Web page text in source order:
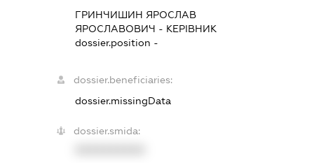
ГРИНЧИШИН ЯРОСЛАВ
ЯРОСЛАВОВИЧ - КЕРІВНИК
dossier.position -
dossier.beneficiaries:
dossier.missingData
dossier.smida: